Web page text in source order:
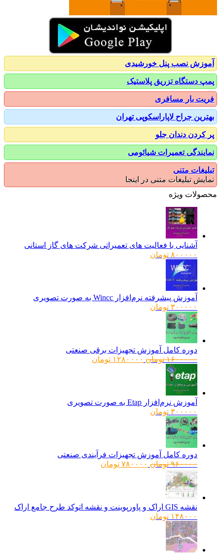
نصب پنل خورشیدی
دستگاه تزریق پلاستیک
بار مسافری
جراح لاپاراسکوپی تهران
دندان جلو
تعمیرات شیائومی
متنی
تبلیغات متنی در اینجا
ویژه
آشنایی با فعالیت های تعمیراتی شرکت های گاز استانی
۸۰۰۰۰۰ تومان
آموزش پیشرفته نرم‌افزار Wincc به صورت تصویری
۳۰۰۰۰۰ تومان
دوره کامل آموزش تجهیزات برقی صنعتی
۱۶۰۰۰۰۰ تومانقیمت
۱۲۸۰۰۰۰ تومانقیمت
آموزش نرم‌افزار Etap به صورت تصویری
۳۰۰۰۰۰ تومان
دوره کامل آموزش تجهیزات فرآیندی صنعتی
۹۶۰۰۰۰ تومانقیمت
۷۸۰۰۰۰ تومانقیمت
نقشه GIS اراک و پاورپوینت و نقشه اتوکد طرح جامع اراک
۱۴۸۰۰۰ تومان